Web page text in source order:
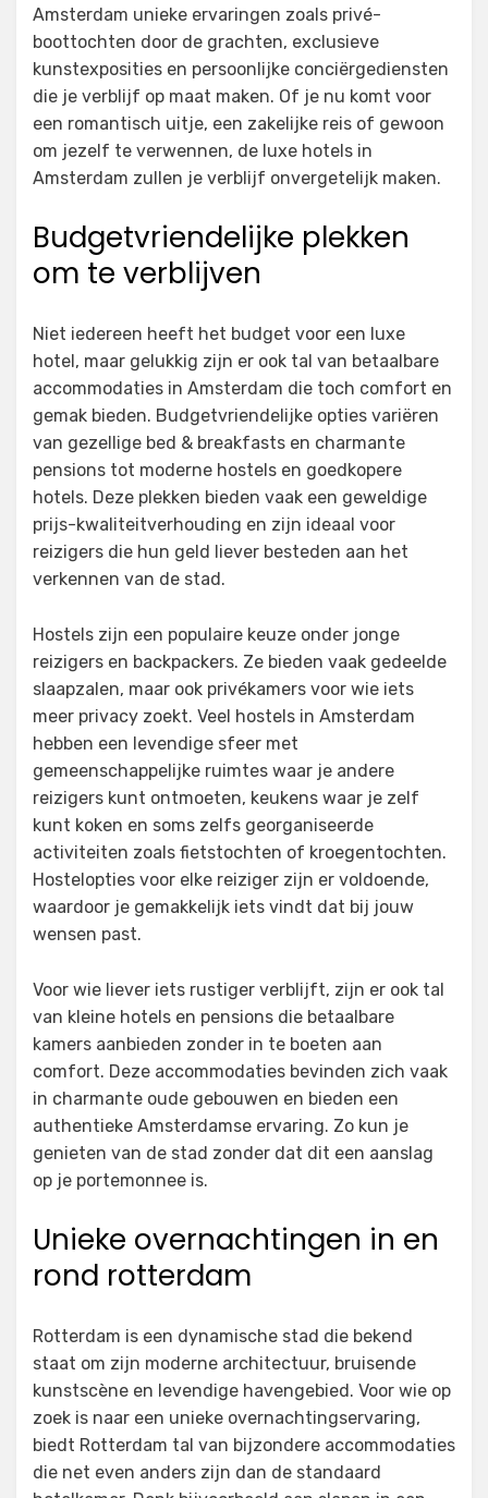
Amsterdam unieke ervaringen zoals privé-
boottochten door de grachten, exclusieve
kunstexposities en persoonlijke conciërgediensten
die je verblijf op maat maken. Of je nu komt voor
een romantisch uitje, een zakelijke reis of gewoon
om jezelf te verwennen, de luxe hotels in
Amsterdam zullen je verblijf onvergetelijk maken.
Budgetvriendelijke plekken
om te verblijven
Niet iedereen heeft het budget voor een luxe
hotel, maar gelukkig zijn er ook tal van betaalbare
accommodaties in Amsterdam die toch comfort en
gemak bieden. Budgetvriendelijke opties variëren
van gezellige bed & breakfasts en charmante
pensions tot moderne hostels en goedkopere
hotels. Deze plekken bieden vaak een geweldige
prijs-kwaliteitverhouding en zijn ideaal voor
reizigers die hun geld liever besteden aan het
verkennen van de stad.
Hostels zijn een populaire keuze onder jonge
reizigers en backpackers. Ze bieden vaak gedeelde
slaapzalen, maar ook privékamers voor wie iets
meer privacy zoekt. Veel hostels in Amsterdam
hebben een levendige sfeer met
gemeenschappelijke ruimtes waar je andere
reizigers kunt ontmoeten, keukens waar je zelf
kunt koken en soms zelfs georganiseerde
activiteiten zoals fietstochten of kroegentochten.
Hostelopties voor elke reiziger zijn er voldoende,
waardoor je gemakkelijk iets vindt dat bij jouw
wensen past.
Voor wie liever iets rustiger verblijft, zijn er ook tal
van kleine hotels en pensions die betaalbare
kamers aanbieden zonder in te boeten aan
comfort. Deze accommodaties bevinden zich vaak
in charmante oude gebouwen en bieden een
authentieke Amsterdamse ervaring. Zo kun je
genieten van de stad zonder dat dit een aanslag
op je portemonnee is.
Unieke overnachtingen in en
rond rotterdam
Rotterdam is een dynamische stad die bekend
staat om zijn moderne architectuur, bruisende
kunstscène en levendige havengebied. Voor wie op
zoek is naar een unieke overnachtingservaring,
biedt Rotterdam tal van bijzondere accommodaties
die net even anders zijn dan de standaard